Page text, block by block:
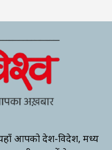
यहाँ आपको देश-विदेश, मध्य